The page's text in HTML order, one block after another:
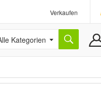
Verkaufen
Kategorien